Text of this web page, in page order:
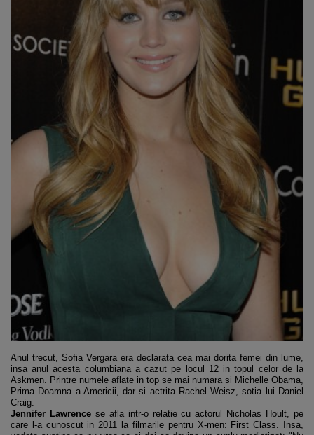
Anul trecut, Sofia Vergara era declarata cea mai dorita femei din lume,
insa anul acesta columbiana a cazut pe locul 12 in topul celor de la
Askmen. Printre numele aflate in top se mai numara si Michelle Obama,
Prima Doamna a Americii, dar si actrita Rachel Weisz, sotia lui Daniel
Craig.
Jennifer Lawrencese afla intr-o relatie cu actorul Nicholas Hoult, pe
care l-a cunoscut in 2011 la filmarile pentru X-men: First Class. Insa,